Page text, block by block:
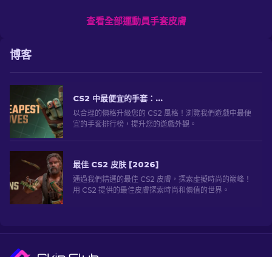
查看全部運動員手套皮膚
博客
CS2 中最便宜的手套：終極系列 [2026]
以合理的價格升級您的 CS2 風格！浏覽我們遊戲中最便
宜的手套排行榜，提升您的遊戲外觀。
最佳 CS2 皮肤 [2026]
通過我們精選的最佳 CS2 皮膚，探索虛擬時尚的巅峰！
用 CS2 提供的最佳皮膚探索時尚和價值的世界。